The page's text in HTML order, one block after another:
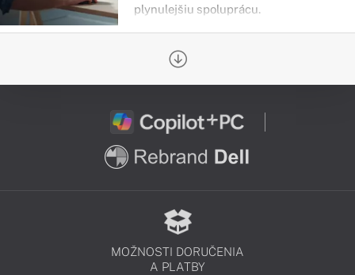
plynulejšiu spoluprácu.
MOŽNOSTI DORUČENIA
A PLATBY